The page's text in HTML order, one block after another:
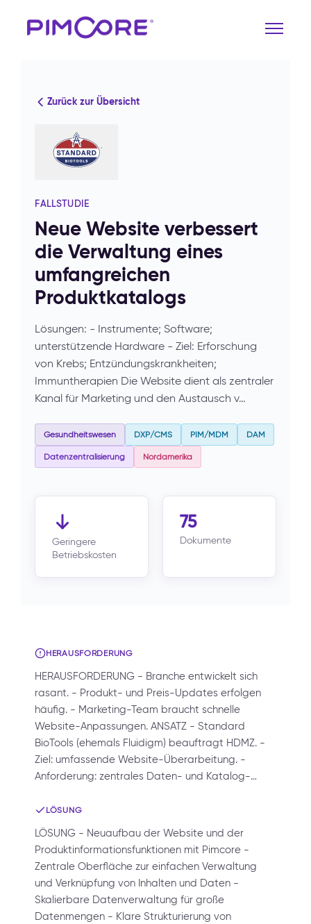
Zurück zur Übersicht
FALLSTUDIE
Neue Website verbessert
die Verwaltung eines
umfangreichen
Produktkatalogs
Lösungen: - Instrumente; Software;
unterstützende Hardware - Ziel: Erforschung
von Krebs; Entzündungskrankheiten;
Immuntherapien Die Website dient als zentraler
Kanal für Marketing und den Austausch v…
Gesundheitswesen DXP/CMS PIM/MDM DAM
Datenzentralisierung Nordamerika
Geringere
Betriebskosten
75
Dokumente
HERAUSFORDERUNG
HERAUSFORDERUNG - Branche entwickelt sich
rasant. - Produkt- und Preis-Updates erfolgen
häufig. - Marketing-Team braucht schnelle
Website-Anpassungen. ANSATZ - Standard
BioTools (ehemals Fluidigm) beauftragt HDMZ. -
Ziel: umfassende Website-Überarbeitung. -
Anforderung: zentrales Daten- und Katalog-…
LÖSUNG
LÖSUNG - Neuaufbau der Website und der
Produktinformationsfunktionen mit Pimcore -
Zentrale Oberfläche zur einfachen Verwaltung
und Verknüpfung von Inhalten und Daten -
Skalierbare Datenverwaltung für große
Datenmengen - Klare Strukturierung von